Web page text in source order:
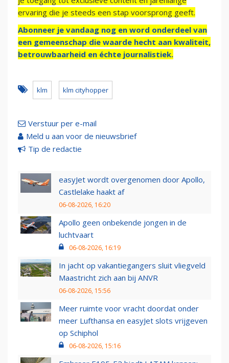
ervaring die je steeds een stap voorsprong geeft.
Abonneer je vandaag nog en word onderdeel van
een gemeenschap die waarde hecht aan kwaliteit,
betrouwbaarheid en échte journalistiek.
klm klm cityhopper
Verstuur per e-mail
Meld u aan voor de nieuwsbrief
Tip de redactie
easyJet wordt overgenomen door Apollo,
Castlelake haakt af
06-08-2026, 16:20
Apollo geen onbekende jongen in de
luchtvaart
06-08-2026, 16:19
In jacht op vakantiegangers sluit vliegveld
Maastricht zich aan bij ANVR
06-08-2026, 15:56
Meer ruimte voor vracht doordat onder
meer Lufthansa en easyJet slots vrijgeven
op Schiphol
06-08-2026, 15:16